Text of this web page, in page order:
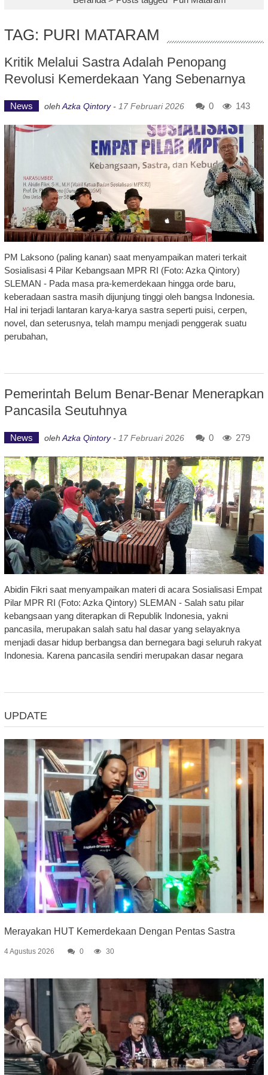
TAG: PURI MATARAM
Kritik Melalui Sastra Adalah Penopang
Revolusi Kemerdekaan Yang Sebenarnya
News oleh Azka Qintory- 17 Februari 2026 0 143
PM Laksono (paling kanan) saat menyampaikan materi terkait
Sosialisasi 4 Pilar Kebangsaan MPR RI (Foto: Azka Qintory)
SLEMAN - Pada masa pra-kemerdekaan hingga orde baru,
keberadaan sastra masih dijunjung tinggi oleh bangsa Indonesia.
Hal ini terjadi lantaran karya-karya sastra seperti puisi, cerpen,
novel, dan seterusnya, telah mampu menjadi penggerak suatu
perubahan,
Pemerintah Belum Benar-Benar Menerapkan
Pancasila Seutuhnya
News olehAzka Qintory- 17 Februari 2026 0 279
Abidin Fikri saat menyampaikan materi di acara Sosialisasi Empat
Pilar MPR RI (Foto: Azka Qintory) SLEMAN - Salah satu pilar
kebangsaan yang diterapkan di Republik Indonesia, yakni
pancasila, merupakan salah satu hal dasar yang selayaknya
menjadi dasar hidup berbangsa dan bernegara bagi seluruh rakyat
Indonesia. Karena pancasila sendiri merupakan dasar negara
UPDATE
Merayakan HUT Kemerdekaan Dengan Pentas Sastra
4 Agustus 2026 0 30